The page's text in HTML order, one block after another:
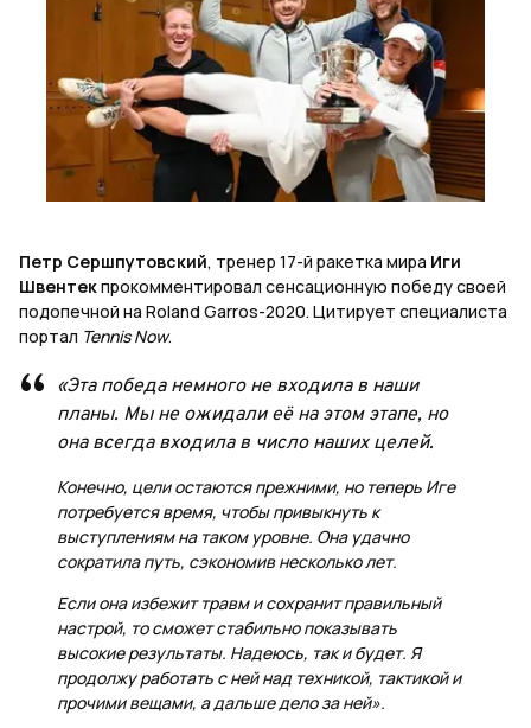
Петр Сершпутовский, тренер 17-й ракетка мира Иги
Швентекпрокомментировал сенсационную победу своей
подопечной на Roland Garros-2020. Цитирует специалиста
портал Tennis Now.
«Эта победа немного не входила в наши
планы. Мы не ожидали её на этом этапе, но
она всегда входила в число наших целей.
Конечно, цели остаются прежними, но теперь Иге
потребуется время, чтобы привыкнуть к
выступлениям на таком уровне. Она удачно
сократила путь, сэкономив несколько лет.
Если она избежит травм и сохранит правильный
настрой, то сможет стабильно показывать
высокие результаты. Надеюсь, так и будет. Я
продолжу работать с ней над техникой, тактикой и
прочими вещами, а дальше дело за ней».